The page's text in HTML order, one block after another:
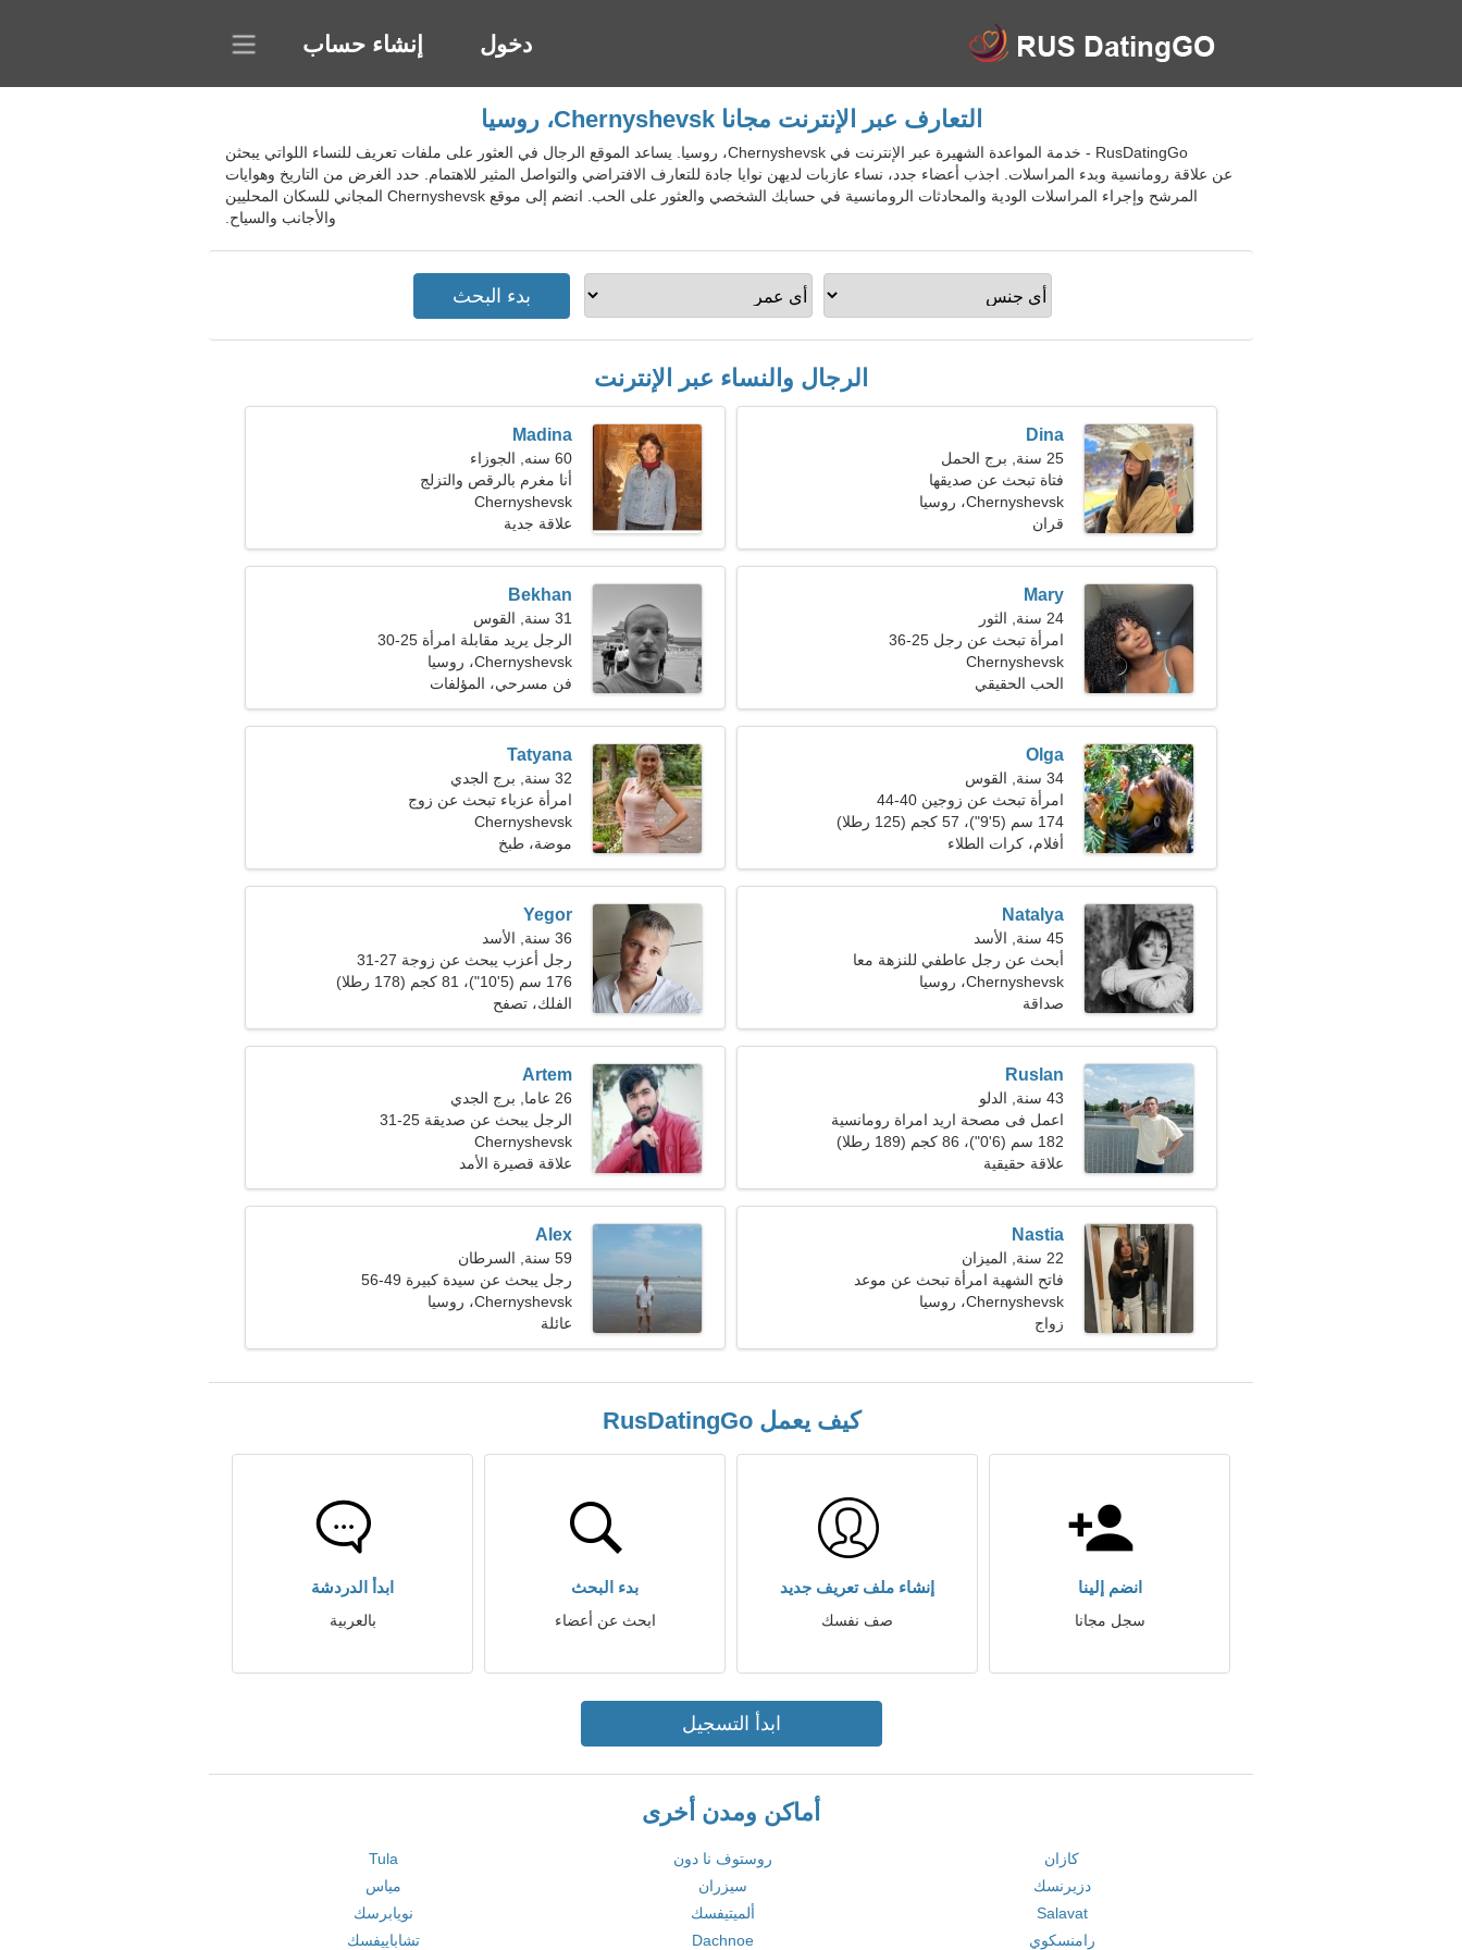
دخول إنشاء حساب
التعارف عبر الإنترنت مجانا Chernyshevsk، روسيا
RusDatingGo - خدمة المواعدة الشهيرة عبر الإنترنت في Chernyshevsk، روسيا. يساعد الموقع الرجال في العثور على ملفات تعريف للنساء اللواتي يبحثن
عن علاقة رومانسية وبدء المراسلات. اجذب أعضاء جدد، نساء عازبات لديهن نوايا جادة للتعارف الافتراضي والتواصل المثير للاهتمام. حدد الغرض من التاريخ وهوايات
المرشح وإجراء المراسلات الودية والمحادثات الرومانسية في حسابك الشخصي والعثور على الحب. انضم إلى موقع Chernyshevsk المجاني للسكان المحليين
والأجانب والسياح.
الرجال والنساء عبر الإنترنت
Dina
25 سنة, برج الحمل
فتاة تبحث عن صديقها
Chernyshevsk، روسيا
قران
Madina
60 سنه, الجوزاء
أنا مغرم بالرقص والتزلج
Chernyshevsk
علاقة جدية
Mary
24 سنة, الثور
امرأة تبحث عن رجل 25-36
Chernyshevsk
الحب الحقيقي
Bekhan
31 سنة, القوس
الرجل يريد مقابلة امرأة 25-30
Chernyshevsk، روسيا
فن مسرحي، المؤلفات
Olga
34 سنة, القوس
امرأة تبحث عن زوجين 40-44
174 سم (5'9")، 57 كجم (125 رطلا)
أفلام، كرات الطلاء
Tatyana
32 سنة, برج الجدي
امرأة عزباء تبحث عن زوج
Chernyshevsk
موضة، طبخ
Natalya
45 سنة, الأسد
أبحث عن رجل عاطفي للنزهة معا
Chernyshevsk، روسيا
صداقة
Yegor
36 سنة, الأسد
رجل أعزب يبحث عن زوجة 27-31
176 سم (5'10")، 81 كجم (178 رطلا)
الفلك، تصفح
Ruslan
43 سنة, الدلو
اعمل فى مصحة اريد امراة رومانسية
182 سم (6'0")، 86 كجم (189 رطلا)
علاقة حقيقية
Artem
26 عاما, برج الجدي
الرجل يبحث عن صديقة 25-31
Chernyshevsk
علاقة قصيرة الأمد
Nastia
22 سنة, الميزان
فاتح الشهية امرأة تبحث عن موعد
Chernyshevsk، روسيا
زواج
Alex
59 سنة, السرطان
رجل يبحث عن سيدة كبيرة 49-56
Chernyshevsk، روسيا
عائلة
كيف يعمل RusDatingGo
انضم إلينا
سجل مجانا
إنشاء ملف تعريف جديد
صف نفسك
بدء البحث
ابحث عن أعضاء
ابدأ الدردشة
بالعربية
ابدأ التسجيل
أماكن ومدن أخرى
كازان روستوف نا دون
Tula
دزيرنسك
سيزران
مياس
Salavat
ألميتيفسك
نويابرسك
رامنسكوي
Dachnoe تشاباييفسك